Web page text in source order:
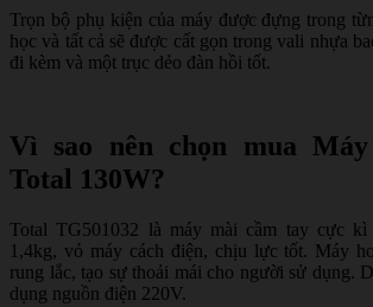
Trọn bộ phụ kiện của máy được đựng trong
học và tất cả sẽ được cất gọn trong vali nhựa
đi kèm và một trục dẻo đàn hồi tốt.
Vì sao nên chọn mua
Total 130W?
Total TG501032 là máy mài cầm tay cực
1,4kg, vỏ máy cách điện, chịu lực tốt. Máy
rung lắc, tạo sự thoải mái cho người sử dụng.
dụng nguồn điện 220V.